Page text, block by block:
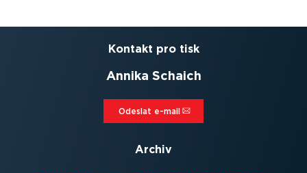
Kontakt pro tisk
Annika Schaich
Odeslat e-mail⁠
Archiv